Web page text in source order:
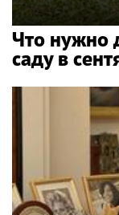
Что нужно
саду в